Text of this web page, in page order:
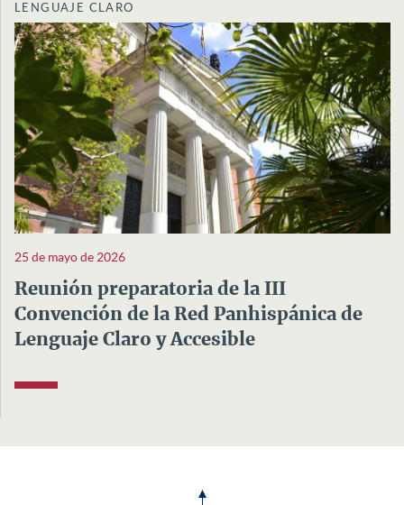
LENGUAJE CLARO
25 de mayo de 2026
Reunión preparatoria de la III
Convención de la Red Panhispánica de
Lenguaje Claro y Accesible